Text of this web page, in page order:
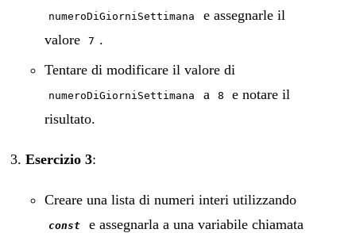
numeroDiGiorniSettimana
e assegnarle il
valore
7 .
Tentare di modificare il valore di
numeroDiGiorniSettimana a 8
e notare il
risultato.
Esercizio 3:
Creare una lista di numeri interi utilizzando
const e assegnarla a una variabile chiamata